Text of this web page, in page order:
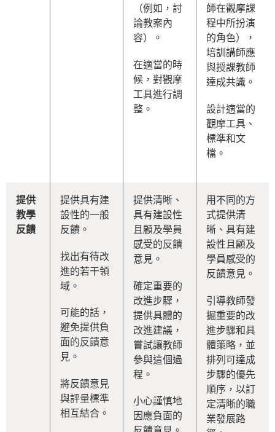
（例如，討
論教案內
容）。
在適當的時
候，對觀摩
工具進行調
整。
師在觀摩課
程中所扮演
的角色），
培訓講師應
與授課教師
達成共識。
設計適當的
觀摩工具、
標準和文
檔。
提供
教學
反饋
提供具有建
設性的一般
反饋。
找出有待改
進的若干領
域。
可能的話，
避免提供負
面的反饋意
見。
將反饋意見
與評量標準
相互結合。
提供清晰、
具有建設性
且顧及學員
感受的反饋
意見。
確定重要的
改進步驟，
提供具體的
改進建議，
嘗試讓教師
參與這個過
程。
小心謹慎地
因應負面的
用不同的方
式提供清
晰、具有建
設性且顧及
學員感受的
反饋意見。
引導教師發
掘重要的改
進步驟和具
體策略，並
排列可達成
步驟的優先
順序，以訂
定清晰的職
業發展路